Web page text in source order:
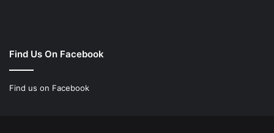
Find Us On Facebook
Find us on Facebook